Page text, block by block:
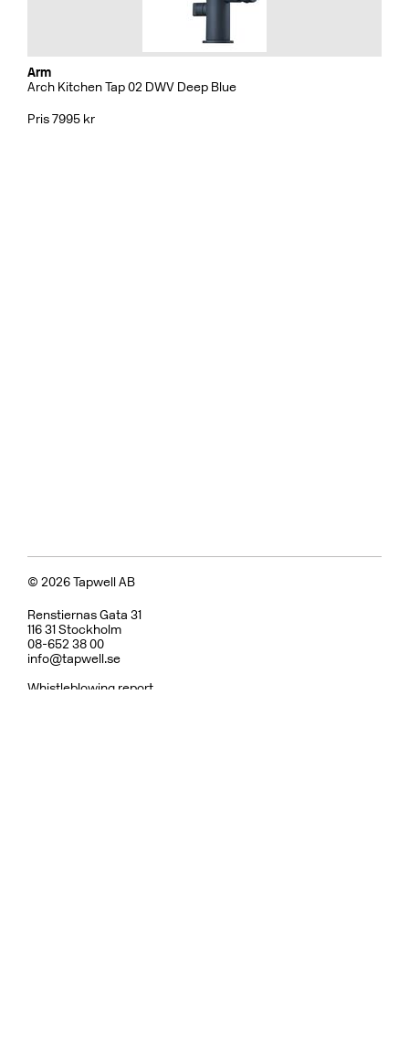
Arm
Arch Kitchen Tap 02 DWV Deep Blue
Pris 7995 kr
© 2026 Tapwell AB
Renstiernas Gata 31
116 31 Stockholm
08-652 38 00
info@tapwell.se
Whistleblowing report